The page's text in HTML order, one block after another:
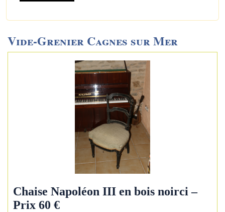
Vide-Grenier Cagnes sur Mer
Chaise Napoléon III en bois noirci –
Prix 60 €